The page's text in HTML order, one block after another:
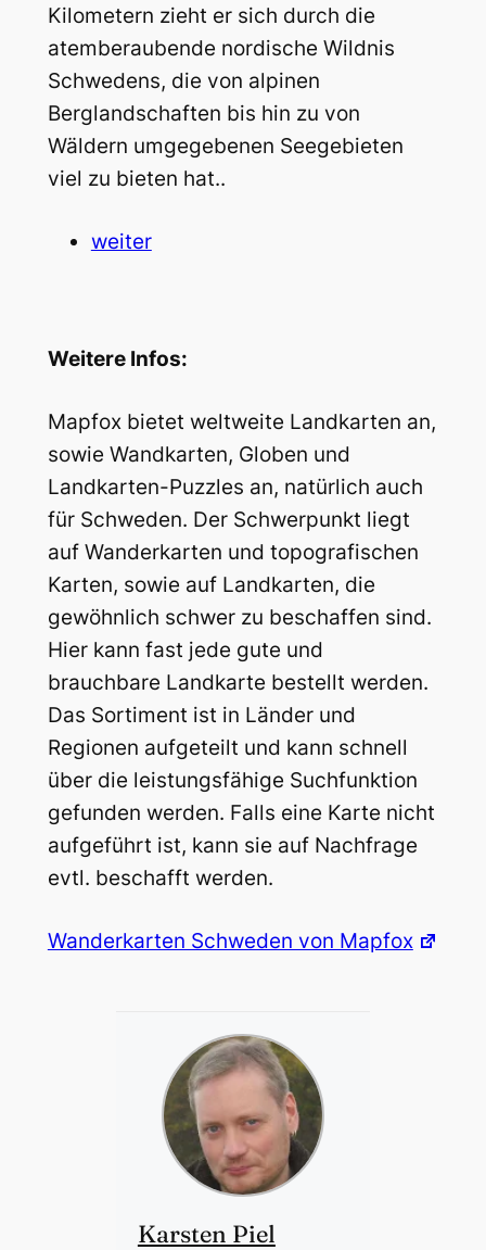
Kilometern zieht er sich durch die
atemberaubende nordische Wildnis
Schwedens, die von alpinen
Berglandschaften bis hin zu von
Wäldern umgegebenen Seegebieten
viel zu bieten hat..
weiter
Weitere Infos:
Mapfox bietet weltweite Landkarten an,
sowie Wandkarten, Globen und
Landkarten-Puzzles an, natürlich auch
für Schweden. Der Schwerpunkt liegt
auf Wanderkarten und topografischen
Karten, sowie auf Landkarten, die
gewöhnlich schwer zu beschaffen sind.
Hier kann fast jede gute und
brauchbare Landkarte bestellt werden.
Das Sortiment ist in Länder und
Regionen aufgeteilt und kann schnell
über die leistungsfähige Suchfunktion
gefunden werden. Falls eine Karte nicht
aufgeführt ist, kann sie auf Nachfrage
evtl. beschafft werden.
Wanderkarten Schweden von Mapfox
Karsten Piel